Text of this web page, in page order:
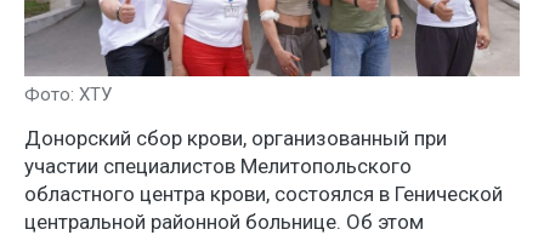
​​​​​​​Фото: ХТУ
Донорский сбор крови, организованный при
участии специалистов Мелитопольского
областного центра крови, состоялся в Генической
центральной районной больнице. Об этом